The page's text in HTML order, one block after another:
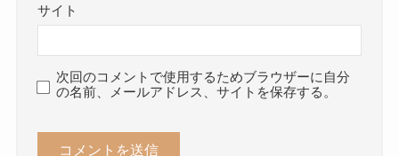
サイト
次回のコメントで使用するためブラウザーに自分
の名前、メールアドレス、サイトを保存する。